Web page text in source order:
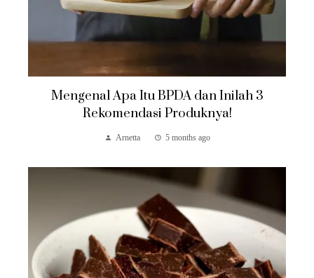
Mengenal Apa Itu BPDA dan Inilah 3
Rekomendasi Produknya!
Arnetta 5 months ago